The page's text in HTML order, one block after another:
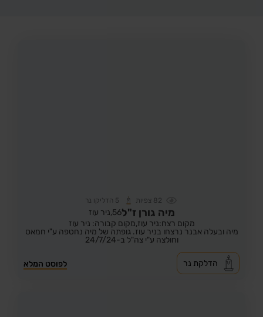
82 צפיות 5 הדליקו נר
מיה גורן ז"ל56, ניר עוז
מקום רצח:ניר עוז,מקום קבורה: ניר עוז
מיה ובעלה אבנר נרצחו בניר עוז. גופתה של מיה נחטפה ע"י חמאס
וחולצה ע"י צה"ל ב-24/7/24
לפוסט המלא הדלקת נר